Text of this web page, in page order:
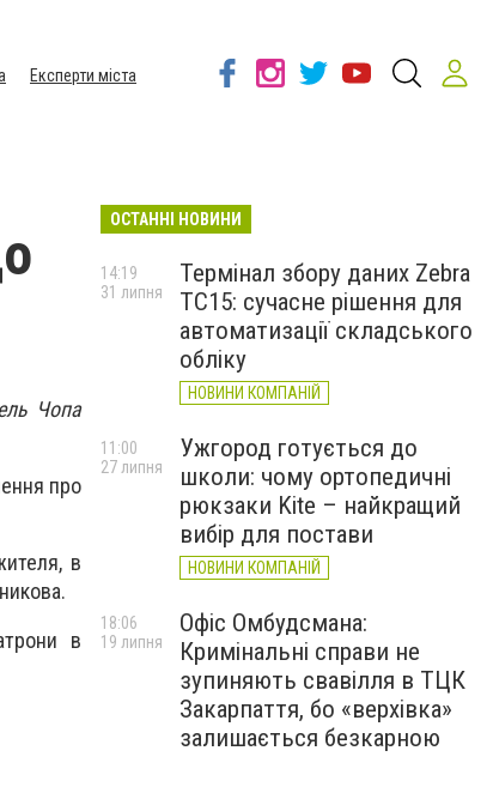
Експерти міста
Чопа
про
в
в
ОСТАННІ НОВИНИ
Термінал збору даних Zebra
TC15: сучасне рішення для
автоматизації складського
обліку
НОВИНИ КОМПАНІЙ
14:19
31 липня
Ужгород готується до
школи: чому ортопедичні
рюкзаки Kite – найкращий
вибір для постави
НОВИНИ КОМПАНІЙ
11:00
27 липня
Офіс Омбудсмана:
Кримінальні справи не
зупиняють свавілля в ТЦК
Закарпаття, бо «верхівка»
залишається безкарною
18:06
19 липня